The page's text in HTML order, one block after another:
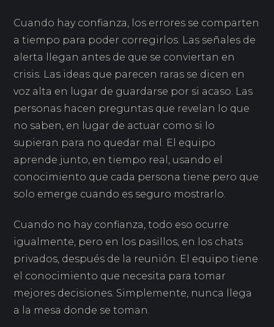
Cuando hay confianza, los errores se comparten
a tiempo para poder corregirlos. Las señales de
alerta llegan antes de que se conviertan en
crisis. Las ideas que parecen raras se dicen en
voz alta en lugar de guardarse por si acaso. Las
personas hacen preguntas que revelan lo que
no saben, en lugar de actuar como si lo
supieran para no quedar mal. El equipo
aprende junto, en tiempo real, usando el
conocimiento que cada persona tiene pero que
solo emerge cuando es seguro mostrarlo.
Cuando no hay confianza, todo eso ocurre
igualmente, pero en los pasillos, en los chats
privados, después de la reunión. El equipo tiene
el conocimiento que necesita para tomar
mejores decisiones. Simplemente, nunca llega
a la mesa donde se toman.